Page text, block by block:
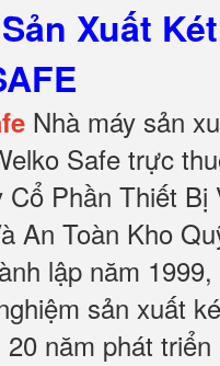
Xuất
Nhà máy sản
Safe trực
Cổ Phần Thiết Bị
An Toàn Kho
lập năm
sản xuất
năm phát triển